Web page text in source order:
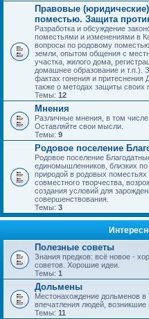
Правовые
поместью. Защита
Разработка и обсуждение
поместьями и изменениями в
вопросы по родовому
земли, опытом общения с
участка, жилого дома,
домашнее образование и т.п.).
фактах гонения и
также о методах защиты своих
Темы: 12
Мнения
Различные мнения, в том
Оставляйте свои мысли.
Темы: 9
Родовое поселение
Родовое поселение
единомышленников, близких
природой в родовых
совместного творчества,
создания условий для
совершенствования.
Темы: 3
Полезные советы
Знания предков: всё новое -
советов. Хорошие идеи.
Темы: 1
Дольмены
Местонахождение дольменов в
впечатления людей,
Темы: 11